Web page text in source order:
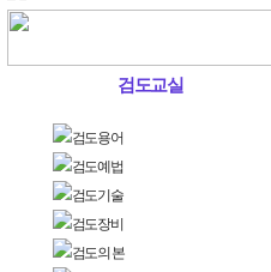
검도교실
검도용어
검도예법
검도기술
검도장비
검도의 본